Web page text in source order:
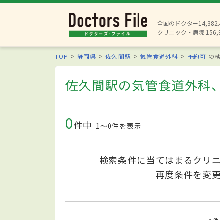
全国のドクター14,382
クリニック・病院
TOP 静岡県 佐久間駅 気管食道外科 予約可 の
佐久間駅の気管食道外科
0件中 1〜0件を表示
検索条件に当てはまるクリ
再度条件を変